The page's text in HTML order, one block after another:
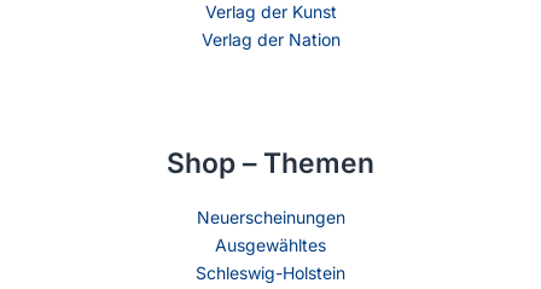
Verlag der Kunst
Verlag der Nation
Shop – Themen
Neuerscheinungen
Ausgewähltes
Schleswig-Holstein